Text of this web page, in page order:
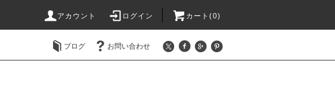
アカウント ログイン カート(0)
ブログ お問い合わせ